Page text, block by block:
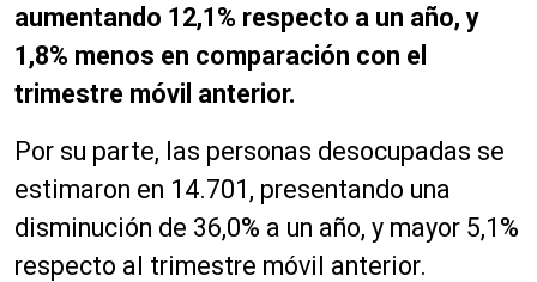
aumentando 12,1% respecto a un año, y
1,8% menos en comparación con el
trimestre móvil anterior.
Por su parte, las personas desocupadas se
estimaron en 14.701, presentando una
disminución de 36,0% a un año, y mayor 5,1%
respecto al trimestre móvil anterior.